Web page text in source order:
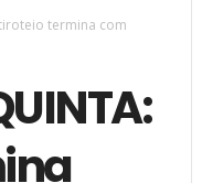
termina com